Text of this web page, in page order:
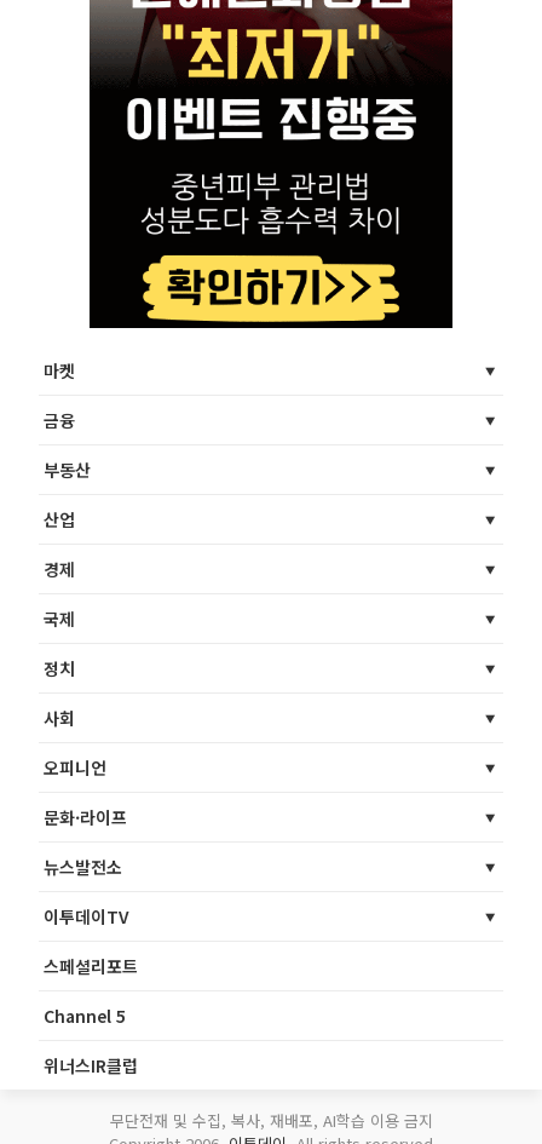
마켓
금융
부동산
산업
경제
국제
정치
사회
오피니언
문화·라이프
뉴스발전소
이투데이TV
스페셜리포트
Channel 5
위너스IR클럽
무단전재 및 수집, 복사, 재배포, AI학습 이용 금지